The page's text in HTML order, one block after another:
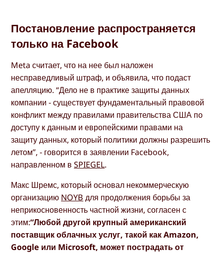
Постановление распространяется
только на Facebook
Meta считает, что на нее был наложен
несправедливый штраф, и объявила, что подаст
апелляцию. “Дело не в практике защиты данных
компании - существует фундаментальный правовой
конфликт между правилами правительства США по
доступу к данным и европейскими правами на
защиту данных, который политики должны разрешить
летом”, - говорится в заявлении Facebook,
направленном вSPIEGEL.
Макс Шремс, который основал некоммерческую
организацию NOYB для продолжения борьбы за
неприкосновенность частной жизни, согласен с
этим:“Любой другой крупный американский
поставщик облачных услуг, такой как Amazon,
Google или Microsoft, может пострадать от